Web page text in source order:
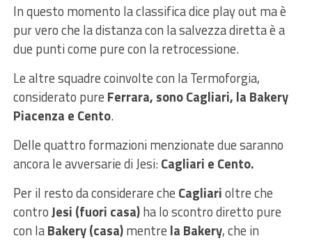
In questo momento la classifica dice play out ma è
pur vero che la distanza con la salvezza diretta è a
due punti come pure con la retrocessione.
Le altre squadre coinvolte con la Termoforgia,
considerato pure Ferrara, sono Cagliari, la Bakery
Piacenza e Cento.
Delle quattro formazioni menzionate due saranno
ancora le avversarie di Jesi:Cagliari e Cento.
Per il resto da considerare che Cagliarioltre che
controJesi (fuori casa)ha lo scontro diretto pure
con laBakery (casa)mentre la Bakery, che in